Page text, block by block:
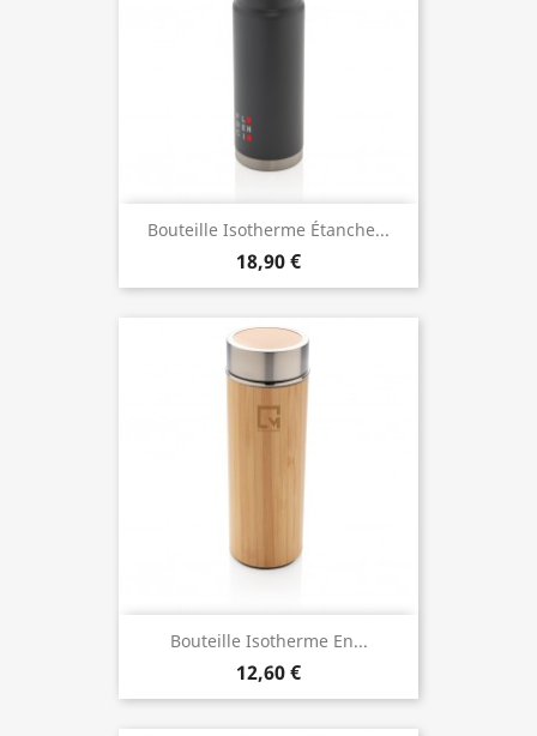
Bouteille Isotherme Étanche...
18,90 €
Bouteille Isotherme En...
12,60 €